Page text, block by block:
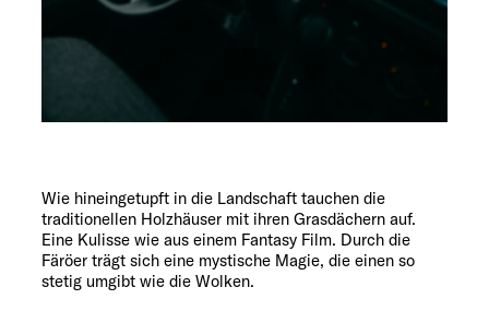
Wie hineingetupft in die Landschaft tauchen die
traditionellen Holzhäuser mit ihren Grasdächern auf.
Eine Kulisse wie aus einem Fantasy Film. Durch die
Färöer trägt sich eine mystische Magie, die einen so
stetig umgibt wie die Wolken.